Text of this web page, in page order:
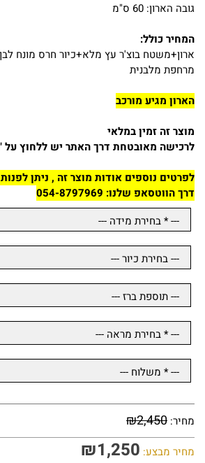
גובה הארון: 60 ס"מ
המחיר כולל:
מרחפת מלבנית
הארון מגיע מורכב
מוצר זה זמין במלאי
לרכישה מאובטחת דרך האתר יש ללחוץ על
לפרטים נוספים אודות מוצר זה , ניתן
דרך הווטסאפ שלנו: 054-8797969
מחיר: ₪2,450
מחיר מבצע: ₪1,250